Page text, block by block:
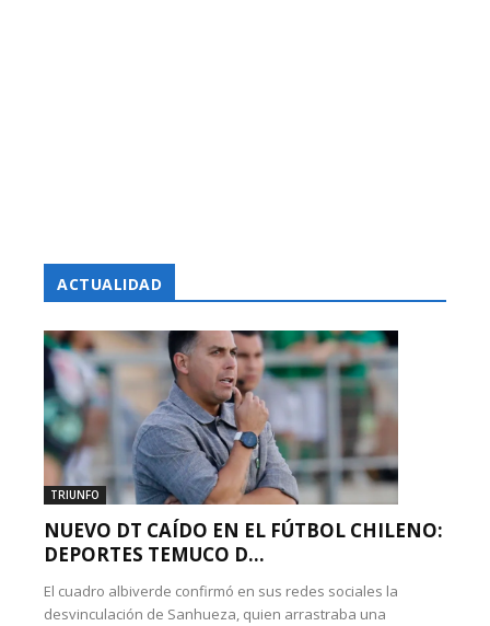
ACTUALIDAD
TRIUNFO
NUEVO DT CAÍDO EN EL FÚTBOL CHILENO:
DEPORTES TEMUCO D...
El cuadro albiverde confirmó en sus redes sociales la
desvinculación de Sanhueza, quien arrastraba una